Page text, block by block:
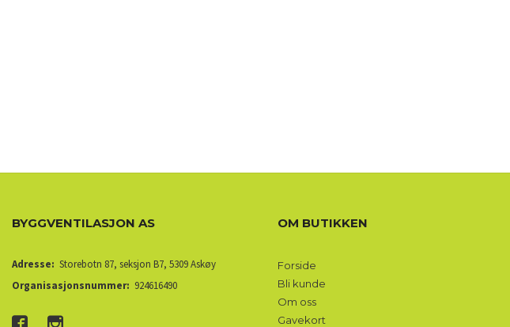
BYGGVENTILASJON AS
Adresse: Storebotn 87, seksjon B7, 5309 Askøy
Organisasjonsnummer: 924616490
OM BUTIKKEN
Forside
Bli kunde
Om oss
Gavekort